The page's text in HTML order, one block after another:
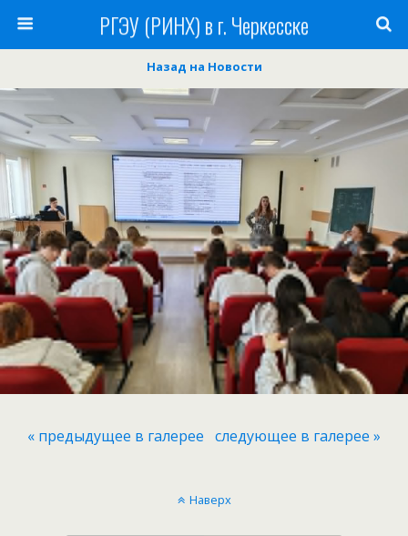
РГЭУ (РИНХ) в г. Черкесске
Назад на Новости
« предыдущее в галерее следующее в галерее »
Наверх